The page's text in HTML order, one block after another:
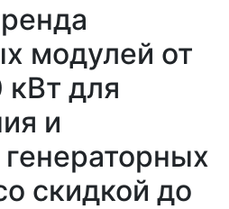
модулей от
для
и
генераторных
скидкой до